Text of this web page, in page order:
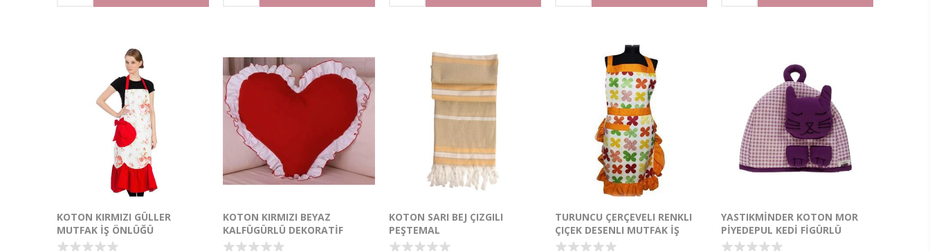
KOTON KIRMIZI GÜLLER
MUTFAK İŞ ÖNLÜĞÜ
KOTON KIRMIZI BEYAZ
KALFÜGÜRLÜ DEKORATİF
FARBELALI YASTIK KILIFI
KOTON SARI BEJ ÇIZGILI
PEŞTEMAL
TURUNCU ÇERÇEVELI RENKLI
ÇIÇEK DESENLI MUTFAK İŞ
ÖNLÜĞÜ
YASTIKMİNDER KOTON MOR
PİYEDEPUL KEDİ FİGÜRLÜ
ÇAYDANLIK ISI KORUMA KILIFI